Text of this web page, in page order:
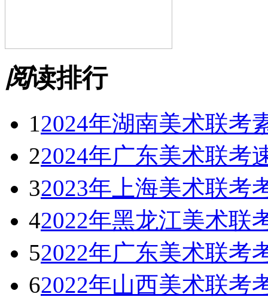
阅读排行
12024年湖南美术联考
22024年广东美术联考
32023年上海美术联考
42022年黑龙江美术联
52022年广东美术联考
62022年山西美术联考